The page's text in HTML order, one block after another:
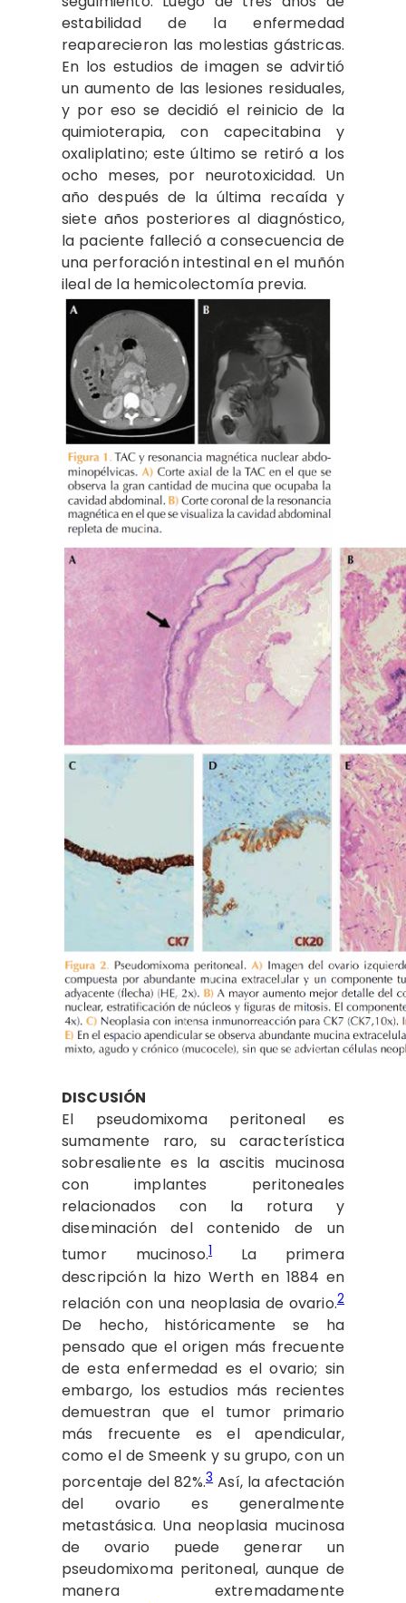
estabilidad de la enfermedad
reaparecieron las molestias gástricas.
En los estudios de imagen se advirtió
un aumento de las lesiones residuales,
y por eso se decidió el reinicio de la
quimioterapia, con capecitabina y
oxaliplatino; este último se retiró a los
ocho meses, por neurotoxicidad. Un
año después de la última recaída y
siete años posteriores al diagnóstico,
la paciente falleció a consecuencia de
una perforación intestinal en el muñón
ileal de la hemicolectomía previa.
DISCUSIÓN
El pseudomixoma peritoneal es
sumamente raro, su característica
sobresaliente es la ascitis mucinosa
con implantes peritoneales
relacionados con la rotura y
diseminación del contenido de un
tumor mucinoso.1
La primera
descripción la hizo Werth en 1884 en
relación con una neoplasia de ovario.2
De hecho, históricamente se ha
pensado que el origen más frecuente
de esta enfermedad es el ovario; sin
embargo, los estudios más recientes
demuestran que el tumor primario
más frecuente es el apendicular,
como el de Smeenk y su grupo, con un
porcentaje del 82%.3 Así, la afectación
del ovario es generalmente
metastásica. Una neoplasia mucinosa
de ovario puede generar un
pseudomixoma peritoneal, aunque de
manera extremadamente